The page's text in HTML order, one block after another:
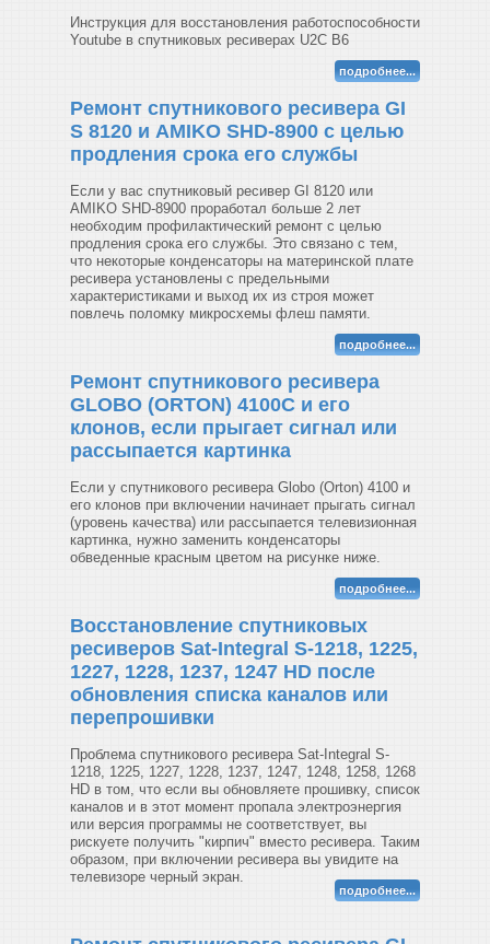
Инструкция для восстановления работоспособности
Youtube в спутниковых ресиверах U2C B6
подробнее...
Ремонт спутникового ресивера GI
S 8120 и AMIKO SHD-8900 с целью
продления срока его службы
Если у вас спутниковый ресивер GI 8120 или
AMIKO SHD-8900 проработал больше 2 лет
необходим профилактический ремонт с целью
продления срока его службы. Это связано с тем,
что некоторые конденсаторы на материнской плате
ресивера установлены с предельными
характеристиками и выход их из строя может
повлечь поломку микросхемы флеш памяти.
подробнее...
Ремонт спутникового ресивера
GLOBO (ORTON) 4100С и его
клонов, если прыгает сигнал или
рассыпается картинка
Если у спутникового ресивера Globo (Orton) 4100 и
его клонов при включении начинает прыгать сигнал
(уровень качества) или рассыпается телевизионная
картинка, нужно заменить конденсаторы
обведенные красным цветом на рисунке ниже.
подробнее...
Восстановление спутниковых
ресиверов Sat-Integral S-1218, 1225,
1227, 1228, 1237, 1247 HD после
обновления списка каналов или
перепрошивки
Проблема спутникового ресивера Sat-Integral S-
1218, 1225, 1227, 1228, 1237, 1247, 1248, 1258, 1268
HD в том, что если вы обновляете прошивку, список
каналов и в этот момент пропала электроэнергия
или версия программы не соответствует, вы
рискуете получить "кирпич" вместо ресивера. Таким
образом, при включении ресивера вы увидите на
телевизоре черный экран.
подробнее...